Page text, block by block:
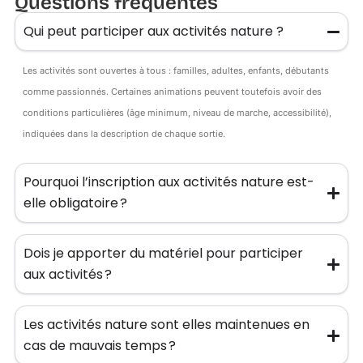
Qui peut participer aux activités nature ?
Les activités sont ouvertes à tous : familles, adultes, enfants, débutants
comme passionnés. Certaines animations peuvent toutefois avoir des
conditions particulières (âge minimum, niveau de marche, accessibilité),
indiquées dans la description de chaque sortie.
Pourquoi l’inscription aux activités nature est-
elle obligatoire ?
Dois je apporter du matériel pour participer
aux activités ?
Les activités nature sont elles maintenues en
cas de mauvais temps ?